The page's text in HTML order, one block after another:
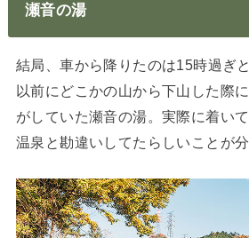
瀬音の湯
結局、車から降りたのは15時過ぎ
以前にどこかの山から下山した際
がしていた瀬音の湯。実際に着い
温泉と勘違いしてたらしいことが分